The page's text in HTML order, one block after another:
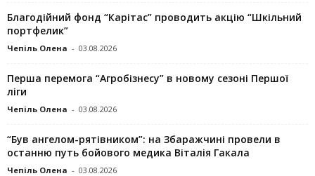
Благодійний фонд “Карітас” проводить акцію “Шкільний
портфелик”
Чепіль Олена - 03.08.2026
Перша перемога “Агробізнесу” в новому сезоні Першої
ліги
Чепіль Олена - 03.08.2026
“Був ангелом-рятівником”: на Збаражчині провели в
останню путь бойового медика Віталія Гакала
Чепіль Олена - 03.08.2026